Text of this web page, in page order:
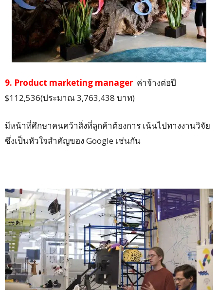
9. Product marketing manager ค่าจ้างต่อปี
$112,536(ประมาณ 3,763,438 บาท)
มีหน้าที่ศึกษาคนคว้าสิ่งที่ลูกค้าต้องการ เน้นไปทางงานวิจัย
ซึ่งเป็นหัวใจสำคัญของ Google เช่นกัน